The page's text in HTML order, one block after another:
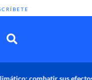
sus efectos